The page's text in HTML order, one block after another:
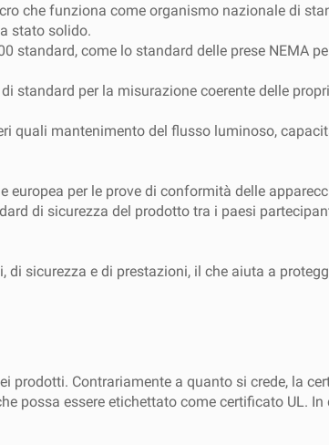
che funziona come organismo nazionale di
stato solido.
standard, come lo standard delle prese NEMA
standard per la misurazione coerente delle
quali mantenimento del flusso luminoso,
per le prove di conformità delle
di sicurezza del prodotto tra i paesi
sicurezza e di prestazioni, il che aiuta a
prodotti. Contrariamente a quanto si crede, la
possa essere etichettato come certificato UL. In